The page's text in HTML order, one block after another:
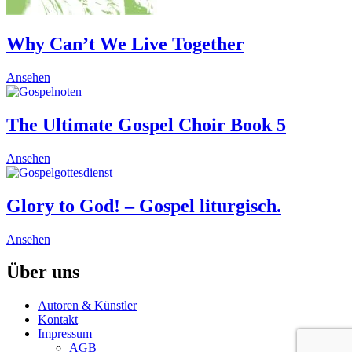
Why Can’t We Live Together
Ansehen
product
multiple
variants.
options
may
chosen
on
product
The Ultimate Gospel Choir Book 5
Ansehen
product
multiple
variants.
options
be
on
the
product
page
Glory to God! – Gospel liturgisch.
Ansehen
has
multiple
The
options
may
Über uns
Autoren & Künstler
Kontakt
Impressum
AGB